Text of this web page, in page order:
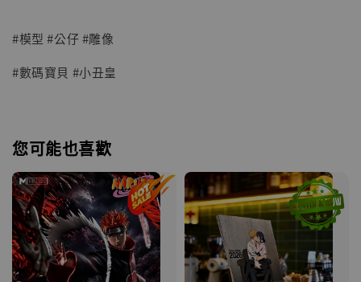
#模型 #公仔 #雕像
#數碼寶貝 #小丑皇
您可能也喜歡